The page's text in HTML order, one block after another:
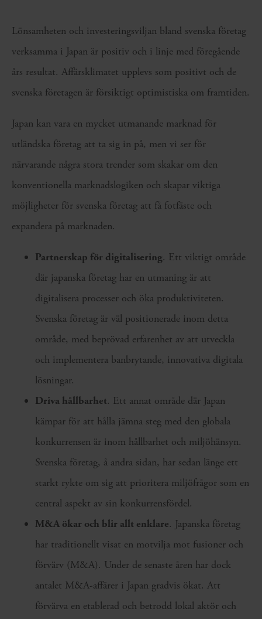
Lönsamheten och investeringsviljan bland svenska företag
verksamma i Japan är positiv och i linje med föregående
års resultat. Affärsklimatet upplevs som positivt och de
svenska företagen är försiktigt optimistiska om framtiden.
Japan kan vara en mycket utmanande marknad för
utländska företag att ta sig in på, men vi ser för
närvarande några stora trender som skakar om den
konventionella marknadslogiken och skapar viktiga
möjligheter för svenska företag att få fotfäste och
expandera på marknaden.
Partnerskap för digitalisering. Ett viktigt område
där japanska företag har en utmaning är att
digitalisera processer och öka produktiviteten.
Svenska företag är väl positionerade inom detta
område, med beprövad erfarenhet av att utveckla
och implementera banbrytande, innovativa digitala
lösningar.
Driva hållbarhet. Ett annat område där Japan
kämpar för att hålla jämna steg med den globala
konkurrensen är inom hållbarhet och miljöhänsyn.
Svenska företag, å andra sidan, har sedan länge ett
starkt rykte om sig att prioritera miljöfrågor som en
central aspekt av sin konkurrensfördel.
M&A ökar och blir allt enklare. Japanska företag
har traditionellt visat en motvilja mot fusioner och
förvärv (M&A). Under de senaste åren har dock
antalet M&A-affärer i Japan gradvis ökat. Att
förvärva en etablerad och betrodd lokal aktör och